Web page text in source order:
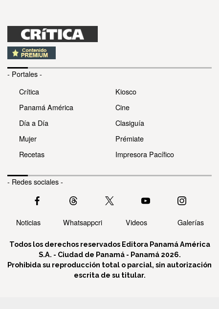
- Portales -
Crítica
Panamá América
Día a Día
Mujer
Recetas
Kiosco
Cine
Clasiguía
Prémiate
Impresora Pacífico
- Redes sociales -
Noticias Whatsappcri Videos Galerías
Todos los derechos reservados Editora Panamá América
S.A. - Ciudad de Panamá - Panamá 2026.
Prohibida su reproducción total o parcial, sin autorización
escrita de su titular.